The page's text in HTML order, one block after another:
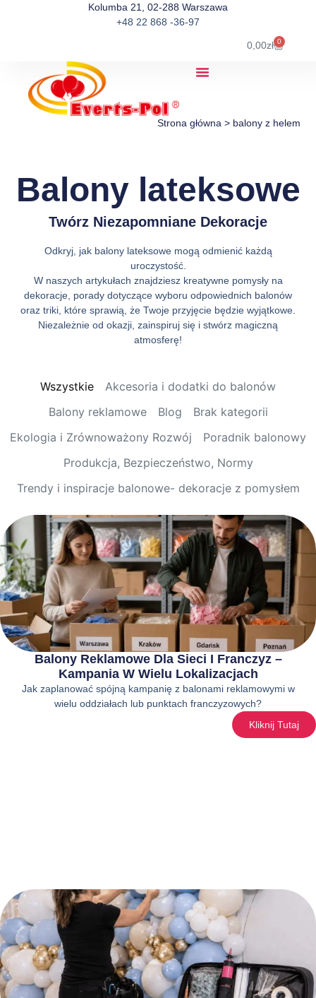
Kolumba 21, 02-288 Warszawa
+48 22 868 -36-97
0,00zł 0
Strona główna > balony z helem
Balony lateksowe
Twórz Niezapomniane Dekoracje
Odkryj, jak balony lateksowe mogą odmienić każdą
uroczystość.
W naszych artykułach znajdziesz kreatywne pomysły na
dekoracje, porady dotyczące wyboru odpowiednich balonów
oraz triki, które sprawią, że Twoje przyjęcie będzie wyjątkowe.
Niezależnie od okazji, zainspiruj się i stwórz magiczną
atmosferę!
Akcesoria i dodatki do balonów
Balony reklamowe
Blog
Brak kategorii
Ekologia i Zrównoważony Rozwój
Poradnik balonowy
Produkcja, Bezpieczeństwo, Normy
Trendy i inspiracje balonowe- dekoracje z pomysłem
Wszystkie
Balony Reklamowe Dla Sieci I Franczyz –
Kampania W Wielu Lokalizacjach
Jak zaplanować spójną kampanię z balonami reklamowymi w
wielu oddziałach lub punktach franczyzowych?
Kliknij Tutaj